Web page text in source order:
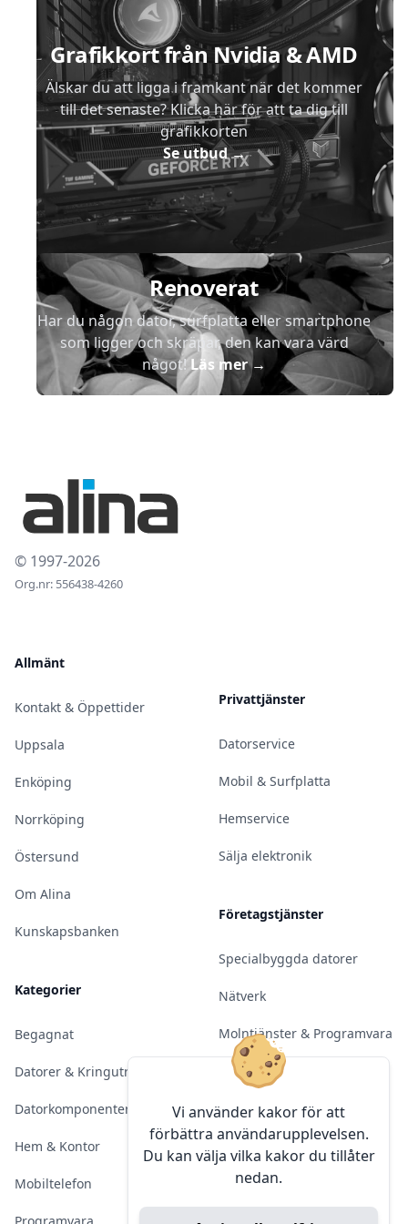
Vi använder kakor för att
förbättra användarupplevelsen.
Du kan välja vilka kakor du tillåter
nedan.
Grafikkort från Nvidia & AMD
Älskar du att ligga i framkant när det kommer
till det senaste? Klicka här för att ta dig till
grafikkorten
Se utbud→
Renoverat
Har du någon dator, surfplatta eller smartphone
som ligger och skräpar, den kan vara värd
något!Läs mer→
© 1997-2026
Org.nr: 556438-4260
Allmänt
Kontakt & Öppettider
Uppsala
Enköping
Norrköping
Östersund
Om Alina
Kunskapsbanken
Kategorier
Begagnat
Datorer & Kringutrustning
Datorkomponenter
Hem & Kontor
Mobiltelefon
Privattjänster
Datorservice
Mobil & Surfplatta
Hemservice
Sälja elektronik
Företagstjänster
Specialbyggda datorer
Nätverk
Molntjänster & Programvara
Server & Backup
Kameraövervakning
Konferens & Public Display
Sälja elektronik